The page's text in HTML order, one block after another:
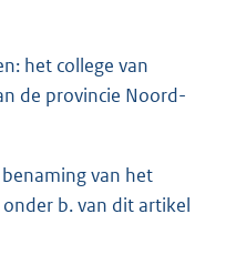
het college van
de provincie Noord-
van het
b. van dit artikel